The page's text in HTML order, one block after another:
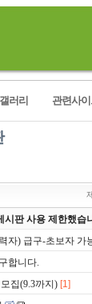
갤러리 관련사
시판 사용 제한했습
자) 급구-초보자 가
합니다.
집(9.3까지) [1]